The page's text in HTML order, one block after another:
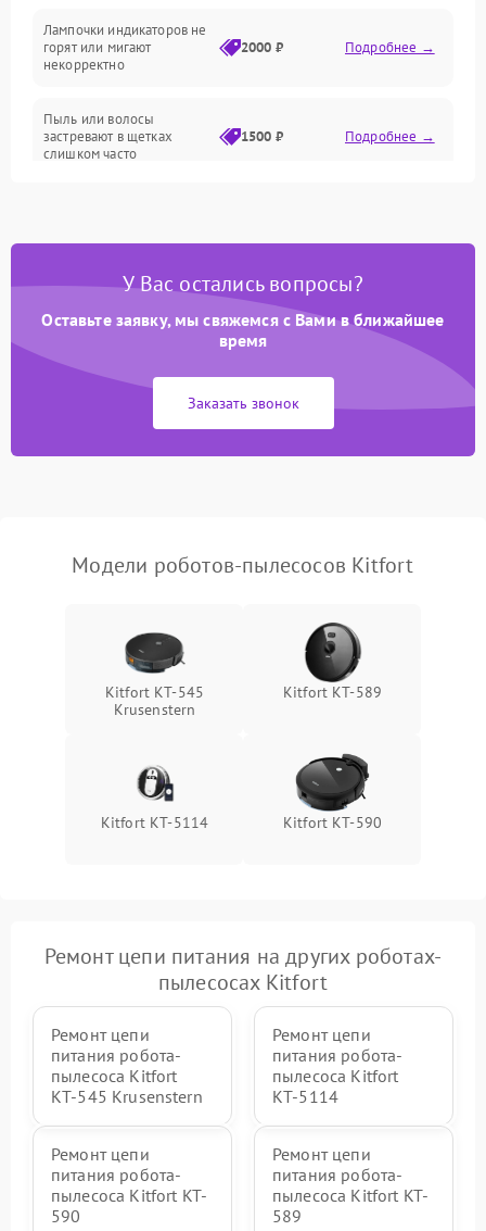
Батарея
Программные сбои
Лампочки индикаторов не
горят или мигают
некорректно
2000 ₽ Подробнее →
Пыль или волосы
застревают в щетках
слишком часто
1500 ₽ Подробнее →
У Вас остались вопросы?
Оставьте заявку, мы свяжемся с Вами в ближайшее
время
Заказать звонок
Модели роботов-пылесосов Kitfort
Kitfort КТ-545
Krusenstern
Kitfort KT-589
Kitfort КТ-5114 Kitfort KT-590
Ремонт цепи питания на других роботах-
пылесосах Kitfort
Ремонт цепи
питания робота-
пылесоса Kitfort
КТ-545 Krusenstern
Ремонт цепи
питания робота-
пылесоса Kitfort
КТ-5114
Ремонт цепи
питания робота-
пылесоса Kitfort KT-
590
Ремонт цепи
питания робота-
пылесоса Kitfort KT-
589